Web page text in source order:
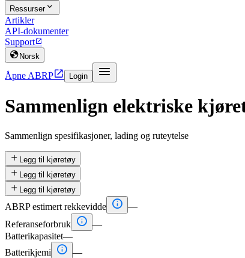
Ressurser
Artikler
API-dokumenter
Support
 Norsk
Åpne ABRP Login 
Sammenlign elektriske
Sammenlign spesifikasjoner, lading og ruteytelse
 Legg til kjøretøy
 Legg til kjøretøy
 Legg til kjøretøy
ABRP estimert rekkevidde  —
Referanseforbruk  —
Batterikapasitet—
Batterikjemi
 —